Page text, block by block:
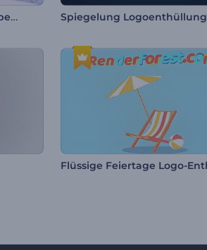
Verzauberter Weihnachtsopener Spiegelung Logoenthüllung